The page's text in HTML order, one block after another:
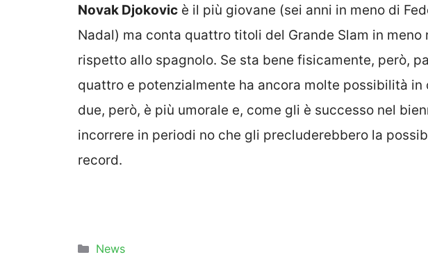
Novak Djokovic è il più giovane (sei anni in meno di
Nadal) ma conta quattro titoli del Grande Slam in
rispetto allo spagnolo. Se sta bene fisicamente, però,
quattro e potenzialmente ha ancora molte possibilità
due, però, è più umorale e, come gli è successo nel
incorrere in periodi no che gli precluderebbero la
record.
Categorie
News